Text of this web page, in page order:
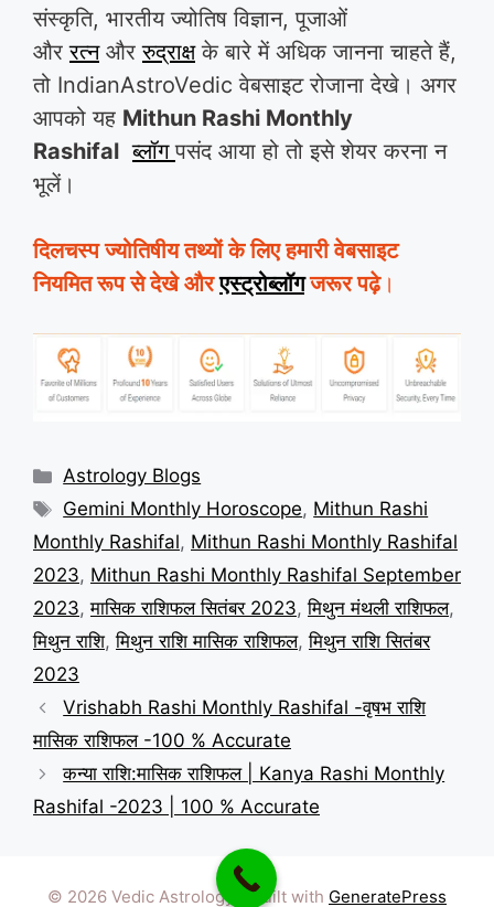
संस्कृति, भारतीय ज्योतिष विज्ञान, पूजाओं
औररत्नऔररुद्राक्षके बारे में अधिक जानना चाहते हैं,
तो IndianAstroVedic वेबसाइट रोजाना देखे। अगर
आपको यह Mithun Rashi Monthly
Rashifal ब्लॉगपसंद आया हो तो इसे शेयर करना न
भूलें।
दिलचस्प ज्योतिषीय तथ्यों के लिए हमारी वेबसाइट
नियमित रूप से देखे औरएस्ट्रोब्लॉगजरूर पढ़े।
Categories
Astrology Blogs
Tags
Gemini Monthly Horoscope, Mithun Rashi
Monthly Rashifal, Mithun Rashi Monthly Rashifal
2023, Mithun Rashi Monthly Rashifal September
2023,मासिक राशिफल सितंबर 2023,मिथुन मंथली राशिफल,
मिथुन राशि,मिथुन राशि मासिक राशिफल,मिथुन राशि सितंबर
2023
Vrishabh Rashi Monthly Rashifal -वृषभ राशि
मासिक राशिफल -100 % Accurate
कन्या राशि:मासिक राशिफल | Kanya Rashi Monthly
Rashifal -2023 | 100 % Accurate
© 2026 Vedic Astrology • Built with GeneratePress